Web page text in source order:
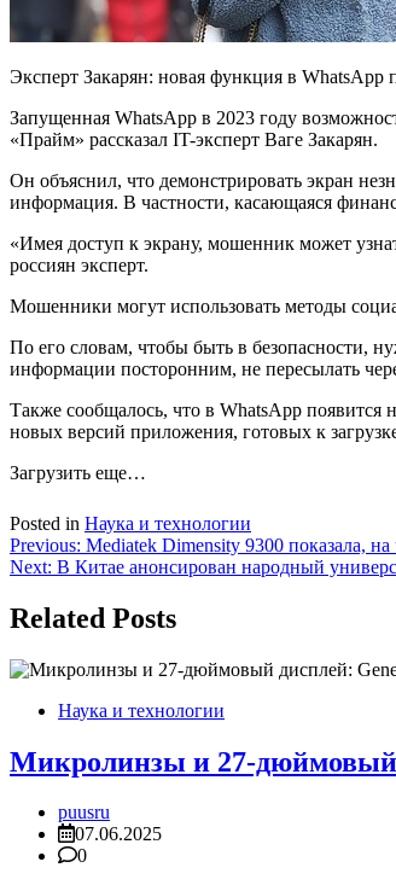
Эксперт Закарян: новая функция в
Запущенная WhatsApp в 2023 году
«Прайм» рассказал IT-эксперт Ваге Закарян.
Он объяснил, что демонстрировать экран
информация. В частности, касающаяся
«Имея доступ к экрану, мошенник может
россиян эксперт.
Мошенники могут использовать методы
По его словам, чтобы быть в безопасности,
информации посторонним, не пересылать
Также сообщалось, что в WhatsApp появится
новых версий приложения, готовых к
Загрузить еще…
Posted in Наука и технологии
Навигация
по
записям
Previous: Mediatek Dimensity 9300 показала,
Next: В Китае анонсирован народный
Related Posts
Наука и технологии
Микролинзы и 27-дюймовый
puusru
07.06.2025
0